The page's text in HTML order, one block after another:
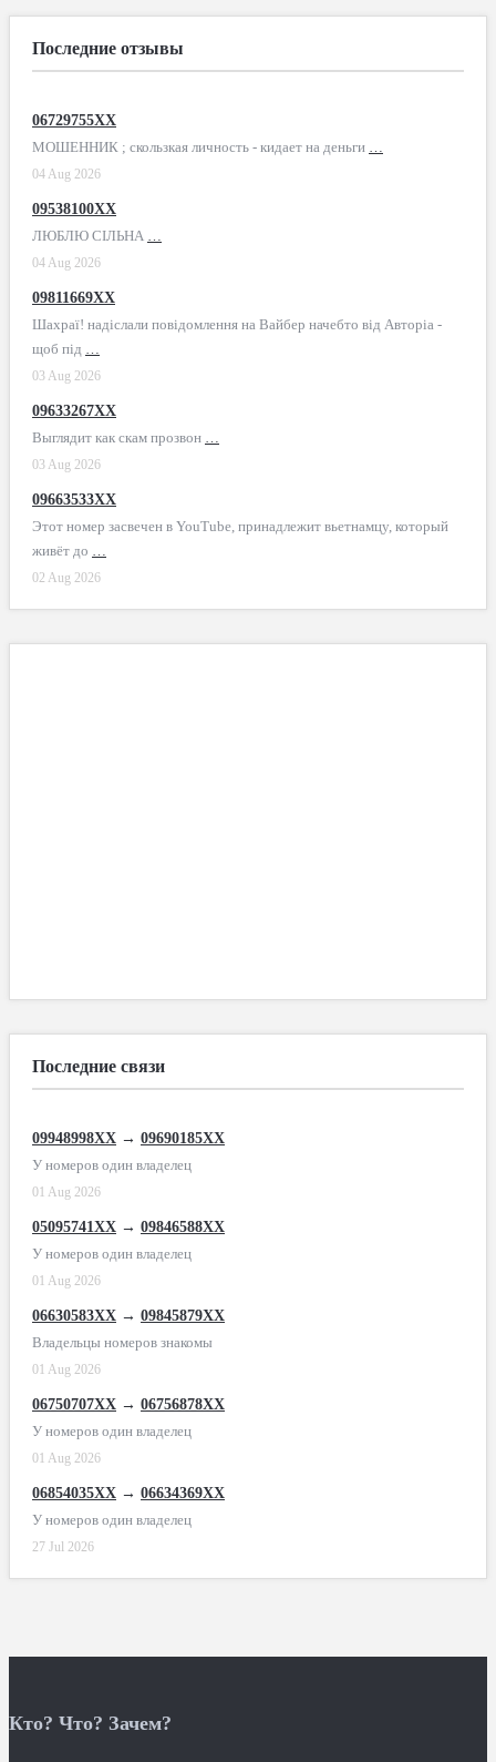
Последние отзывы
06729755XX
МОШЕННИК ; скользкая личность - кидает на деньги …
04 Aug 2026
09538100XX
ЛЮБЛЮ СІЛЬНА …
04 Aug 2026
09811669XX
Шахраї! надіслали повідомлення на Вайбер начебто від Авторіа -
щоб під …
03 Aug 2026
09633267XX
Выглядит как скам прозвон …
03 Aug 2026
09663533XX
Этот номер засвечен в YouTube, принадлежит вьетнамцу, который
живёт до …
02 Aug 2026
Последние связи
09948998XX → 09690185XX
У номеров один владелец
01 Aug 2026
05095741XX → 09846588XX
У номеров один владелец
01 Aug 2026
06630583XX → 09845879XX
Владельцы номеров знакомы
01 Aug 2026
06750707XX → 06756878XX
У номеров один владелец
01 Aug 2026
06854035XX → 06634369XX
У номеров один владелец
27 Jul 2026
Кто? Что? Зачем?